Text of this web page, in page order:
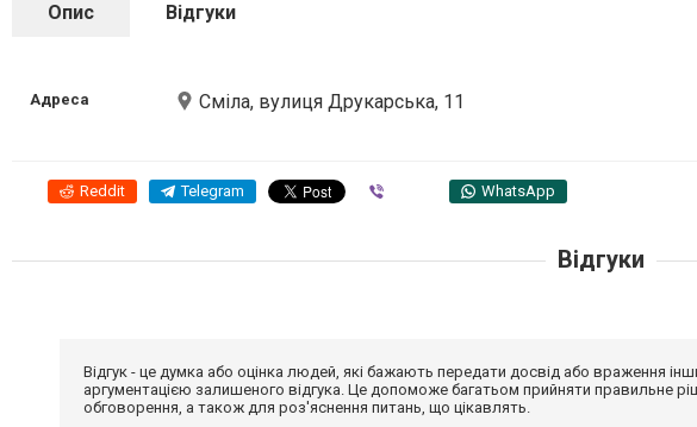
Опис Відгуки
Адреса Сміла, вулиця Друкарська, 11
Reddit Telegram WhatsApp
Відгуки
Відгук - це думка або оцінка людей, які бажають передати досвід або враження
аргументацією залишеного відгука. Це допоможе багатьом прийняти правильне
обговорення, а також для роз'яснення питань, що цікавлять.